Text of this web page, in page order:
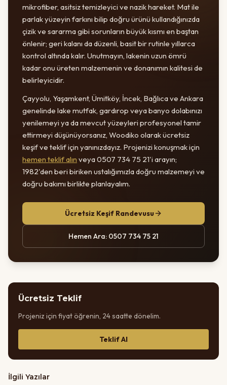
mikrofiber, asitsiz temizleyici ve nazik hareket. Mat ile
parlak yüzeyin farkını bilip doğru ürünü kullandığınızda
çizik ve sararma gibi sorunların büyük kısmı en baştan
önlenir; geri kalanı da düzenli, basit bir rutinle yıllarca
kontrol altında kalır. Unutmayın, lakenin uzun ömrü
kadar onu üreten malzemenin ve donanımın kalitesi de
belirleyicidir.
Çayyolu, Yaşamkent, Ümitköy, İncek, Bağlıca ve Ankara
genelinde lake mutfak, gardırop veya banyo dolabınızı
yenilemeyi ya da mevcut yüzeyleri profesyonel tamir
ettirmeyi düşünüyorsanız, Woodiko olarak ücretsiz
keşif ve teklif için yanınızdayız. Projenizi konuşmak için
hemen teklif alın veya 0507 734 75 21'i arayın;
1982'den beri biriken ustalığımızla doğru malzemeyi ve
doğru bakımı birlikte planlayalım.
Ücretsiz Keşif Randevusu
Hemen Ara: 0507 734 75 21
Ücretsiz Teklif
Projeniz için fiyat öğrenin, 24 saatte dönelim.
Teklif Al
İlgili Yazılar